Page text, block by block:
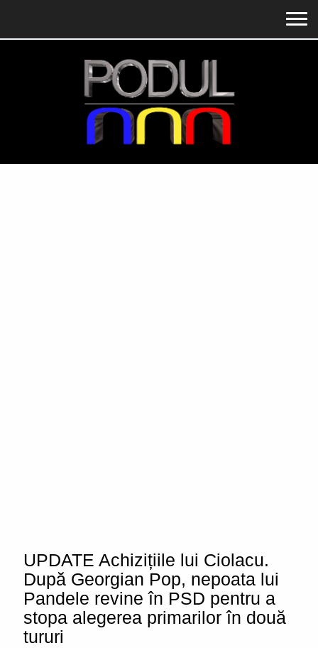
UPDATE Achizițiile lui Ciolacu.
După Georgian Pop, nepoata lui
Pandele revine în PSD pentru a
stopa alegerea primarilor în două
tururi